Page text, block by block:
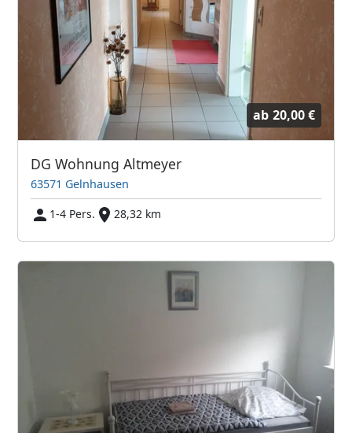
ab 20,00 €
DG Wohnung Altmeyer
63571 Gelnhausen
1-4 Pers.
28,32 km